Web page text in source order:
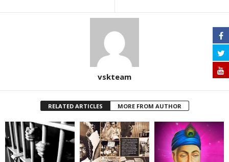
vskteam
RELATED ARTICLES MORE FROM AUTHOR